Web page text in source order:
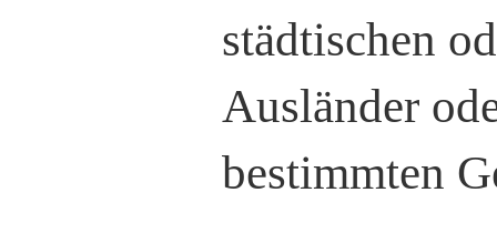
städtischen
Ausländer
bestimmten